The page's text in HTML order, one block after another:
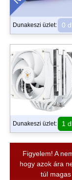
Dunakeszi üzlet: 0
Dunakeszi üzlet: 1
Figyelem! A
hogy azok ára
túl